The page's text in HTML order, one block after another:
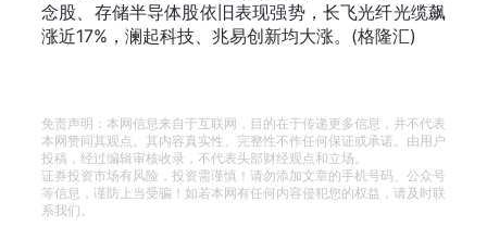
念股、存储半导体股依旧表现强势，长飞光纤光缆飙
涨近17%，澜起科技、兆易创新均大涨。(格隆汇)
免责声明：本网信息来自于互联网，目的在于传递更多信息，并不代表
本网赞同其观点。其内容真实性、完整性不作任何保证或承诺。由用户
投稿，经过编辑审核收录，不代表头部财经观点和立场。
证券投资市场有风险，投资需谨慎！请勿添加文章的手机号码、公众号
等信息，谨防上当受骗！如若本网有任何内容侵犯您的权益，请及时联
系我们。